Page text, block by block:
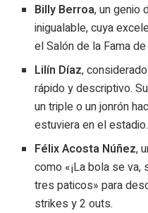
Billy Berroa, un genio
inigualable, cuya
el Salón de la Fama
Lilín Díaz,
rápido y descriptivo.
un triple o un jonrón
estuviera en el estadio.
Félix Acosta Núñez,
como «¡La bola se
tres paticos» para
strikes y 2 outs.